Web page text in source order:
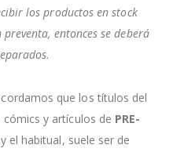
los productos en stock
entonces se deberá
.
que los títulos del
cómics y artículos de PRE-
el habitual, suele ser de